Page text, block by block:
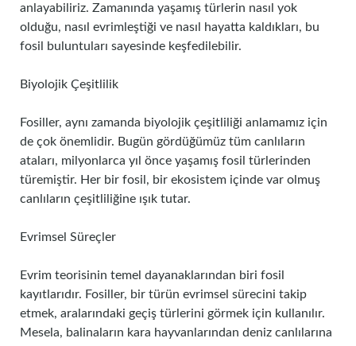
anlayabiliriz. Zamanında yaşamış türlerin nasıl yok
olduğu, nasıl evrimleştiği ve nasıl hayatta kaldıkları, bu
fosil buluntuları sayesinde keşfedilebilir.
Biyolojik Çeşitlilik
Fosiller, aynı zamanda biyolojik çeşitliliği anlamamız için
de çok önemlidir. Bugün gördüğümüz tüm canlıların
ataları, milyonlarca yıl önce yaşamış fosil türlerinden
türemiştir. Her bir fosil, bir ekosistem içinde var olmuş
canlıların çeşitliliğine ışık tutar.
Evrimsel Süreçler
Evrim teorisinin temel dayanaklarından biri fosil
kayıtlarıdır. Fosiller, bir türün evrimsel sürecini takip
etmek, aralarındaki geçiş türlerini görmek için kullanılır.
Mesela, balinaların kara hayvanlarından deniz canlılarına